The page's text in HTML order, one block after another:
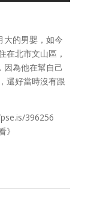
大的男嬰，如今
在北市文山區，
因為他在幫自己
還好當時沒有跟
396256
》